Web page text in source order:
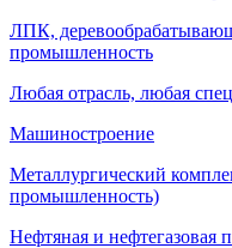
ЛПК,
промышленность
Любая отрасль, любая
Машиностроение
Металлургический
промышленность)
Нефтяная и нефтегазовая